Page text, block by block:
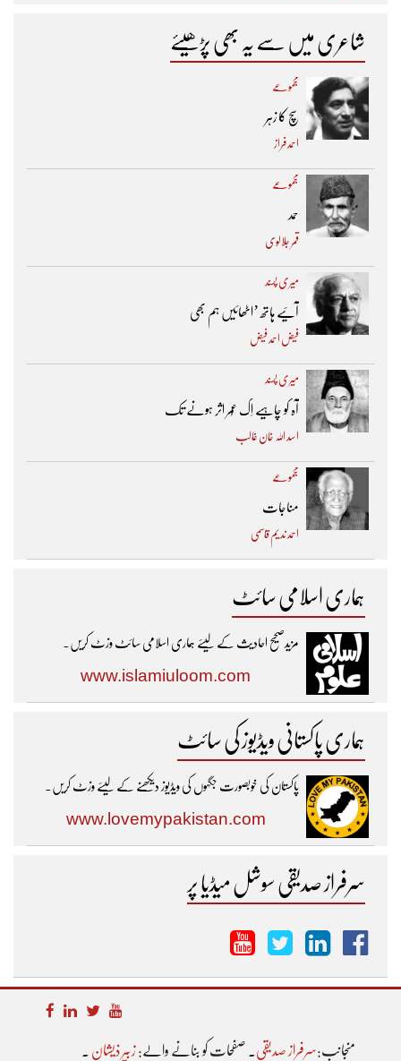
شاعری میں سے یہ بھی پڑھیئے
مجموعے
سچ کا زہر
احمد فراز
مجموعے
حمد
قمر جلالوی
میری پسند
آئیے ہاتھ ’اٹھائیں ہم بھی
فیض احمد فیض
میری پسند
آہ کو چاہیے اِک عُمر اثر ہونے تک ​
اسد اللہ خان غالب
مجموعے
مناجات
احمد ندیم قاسمی
ہماری اسلامی سائٹ
مزیدصحیح احادیث کے لیئے ہماری اسلامی سائٹ وزٹ کریں۔
www.islamiuloom.com
ہماری پاکستانی ویڈیوز کی سائٹ
پاکستان کی خوبصورت جگہوں کی ویڈیوز دیکھنے کے لیئے وزٹ کریں۔
www.lovemypakistan.com
سرفراز صدیقی سوشل میڈیا پر
منجانب:سرفراز صدیقی ۔ صفحات کو بنانے والے: زبیر ذیشان